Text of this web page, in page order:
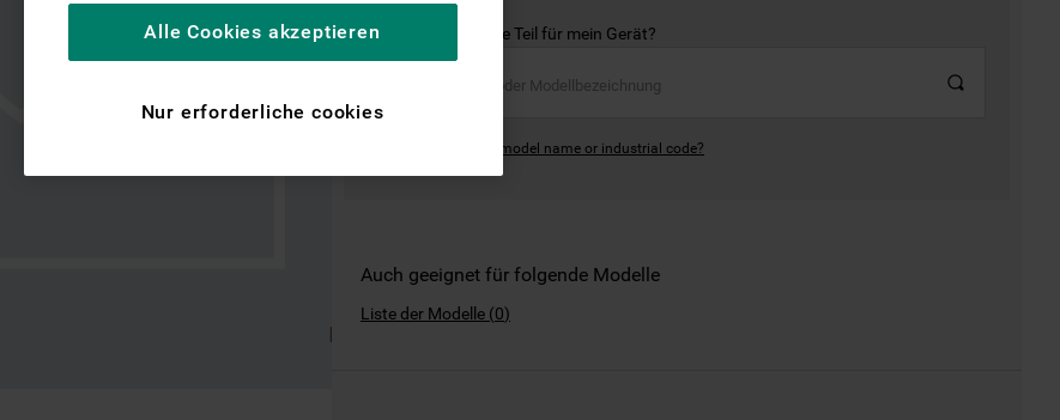
Ist dies das richtige Teil für mein Gerät?
Where can I find the model name or industrial code?
Auch geeignet für folgende Modelle
Liste der Modelle (0)
basierend auf Ihrer Nutzung der Website zu
personalisieren, die Funktionalität der
spezifische Funktionen anzubieten
(einschließlich über Drittanbieter und auf
Plattformen, beispielsweise Google LLC –
Nur erforderliche cookies
Alle Cookies akzeptieren